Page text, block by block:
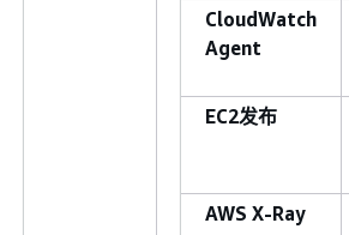
CloudWatch
Agent
EC2发布
AWS X-Ray